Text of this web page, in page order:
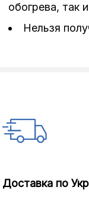
обогрева, так
Нельзя
Доставка по